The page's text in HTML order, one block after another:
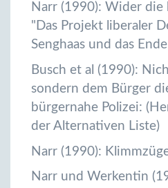
Narr (1990): Wider die
"Das Projekt liberaler
Senghaas und das Ende
Busch et al (1990):
sondern dem Bürger
bürgernahe Polizei:
der Alternativen Liste)
Narr (1990):
Narr und Werkentin